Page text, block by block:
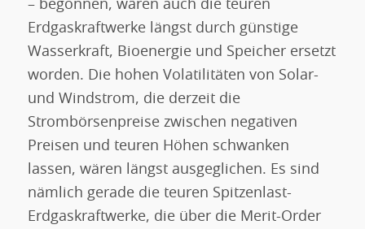
– begonnen, wären auch die teuren
Erdgaskraftwerke längst durch günstige
Wasserkraft, Bioenergie und Speicher ersetzt
worden. Die hohen Volatilitäten von Solar-
und Windstrom, die derzeit die
Strombörsenpreise zwischen negativen
Preisen und teuren Höhen schwanken
lassen, wären längst ausgeglichen. Es sind
nämlich gerade die teuren Spitzenlast-
Erdgaskraftwerke, die über die Merit-Order